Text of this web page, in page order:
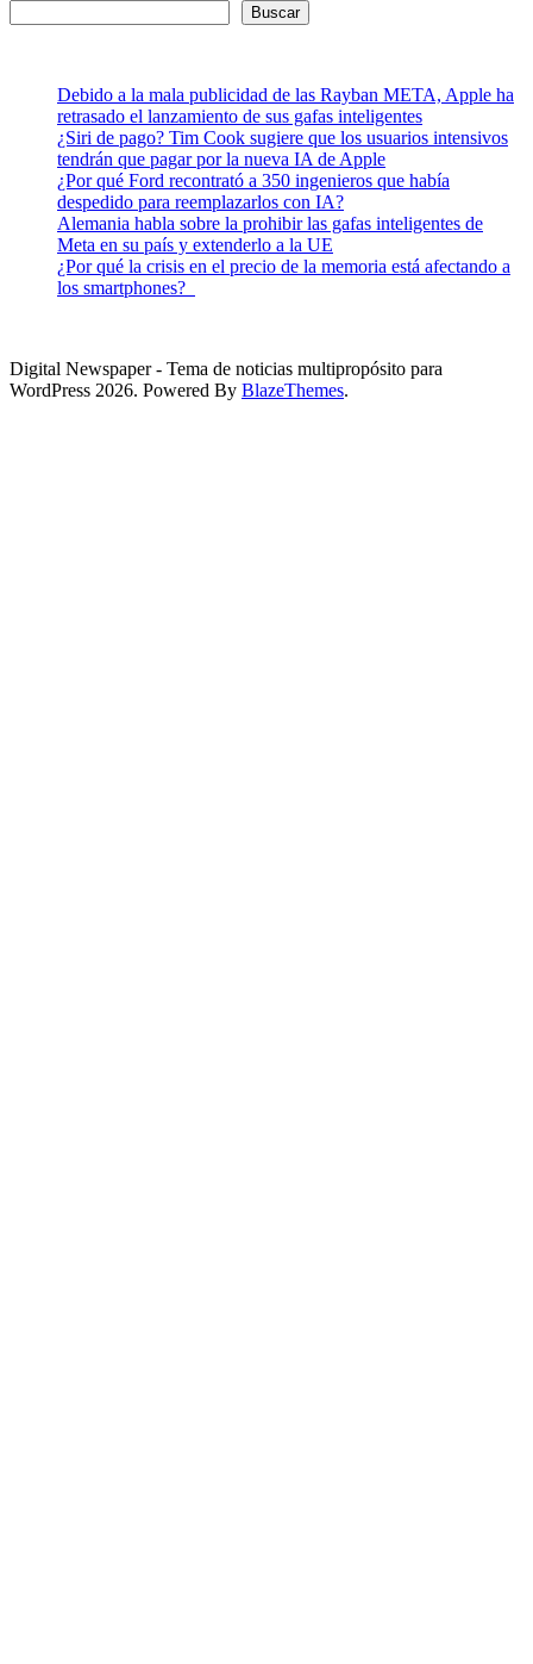
Buscar
Debido a la mala publicidad de las Rayban META, Apple ha
retrasado el lanzamiento de sus gafas inteligentes
¿Siri de pago? Tim Cook sugiere que los usuarios intensivos
tendrán que pagar por la nueva IA de Apple
¿Por qué Ford recontrató a 350 ingenieros que había
despedido para reemplazarlos con IA?
Alemania habla sobre la prohibir las gafas inteligentes de
Meta en su país y extenderlo a la UE
¿Por qué la crisis en el precio de la memoria está afectando a
los smartphones?
Digital Newspaper - Tema de noticias multipropósito para
WordPress 2026. Powered By BlazeThemes.